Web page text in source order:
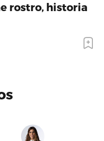
rostro, historia